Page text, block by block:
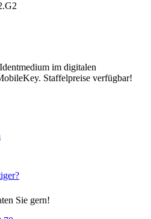
im digitalen
Staffelpreise verfügbar!
Sie gern!